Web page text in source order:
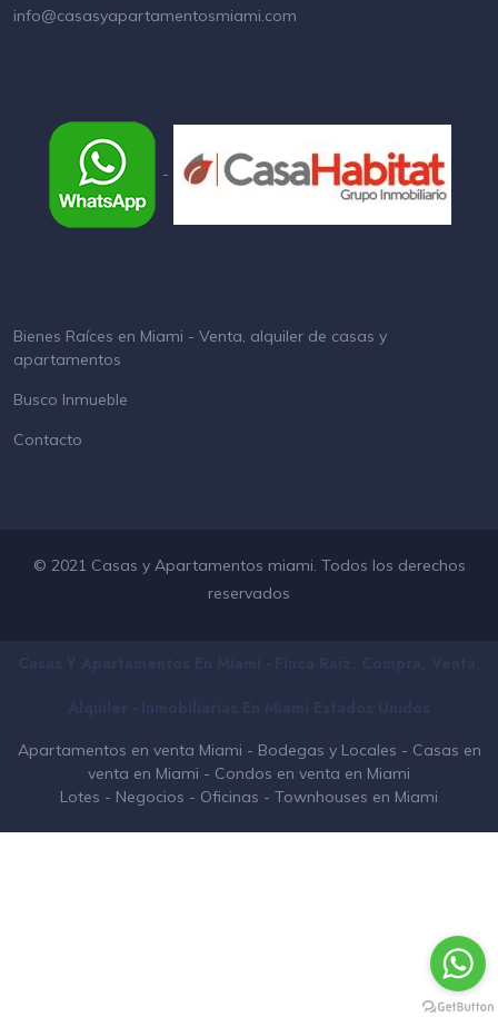
info@casasyapartamentosmiami.com
-
Bienes Raíces en Miami - Venta, alquiler de casas y
apartamentos
Busco Inmueble
Contacto
© 2021 Casas y Apartamentos miami. Todos los derechos
reservados
Apartamentos en venta Miami - Bodegas y Locales - Casas en
venta en Miami - Condos en venta en Miami
Lotes - Negocios - Oficinas - Townhouses en Miami